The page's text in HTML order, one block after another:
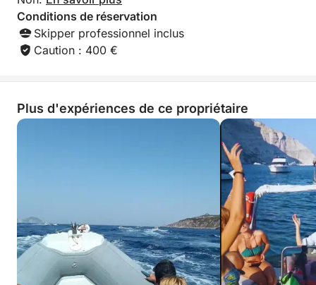
Conditions de réservation
Skipper professionnel inclus
Caution : 400 €
Plus d'expériences de ce propriétaire